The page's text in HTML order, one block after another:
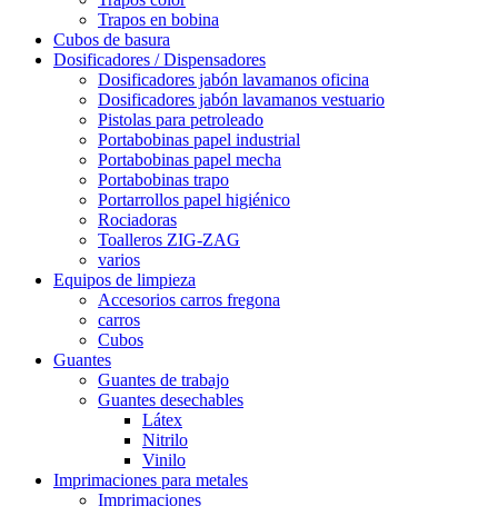
Trapos en bobina
Cubos de basura
Dosificadores / Dispensadores
Dosificadores jabón lavamanos oficina
Dosificadores jabón lavamanos vestuario
Pistolas para petroleado
Portabobinas papel industrial
Portabobinas papel mecha
Portabobinas trapo
Portarrollos papel higiénico
Rociadoras
Toalleros ZIG-ZAG
varios
Equipos de limpieza
Accesorios carros fregona
carros
Cubos
Guantes
Guantes de trabajo
Guantes desechables
Látex
Nitrilo
Vinilo
Imprimaciones para metales
Imprimaciones